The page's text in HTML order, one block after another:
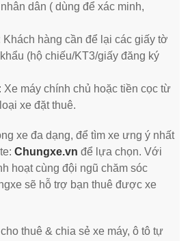
dân ( dùng để xác minh,
Khách hàng cần để lại các giấy tờ
(hộ chiếu/KT3/giấy đăng ký
Xe máy chính chủ hoặc tiền cọc từ
xe đặt thuê.
xe đa dạng, để tìm xe ưng ý nhất
Chungxe.vn để lựa chọn. Với
hoạt cùng đội ngũ chăm sóc
sẽ hỗ trợ bạn thuê được xe
thuê & chia sẻ xe máy, ô tô tự